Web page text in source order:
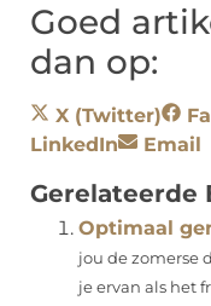
Goed
dan op:
X (Twitter)
LinkedIn
Email
Gerelateerde
Optimaal
jou de zomerse
je ervan als het